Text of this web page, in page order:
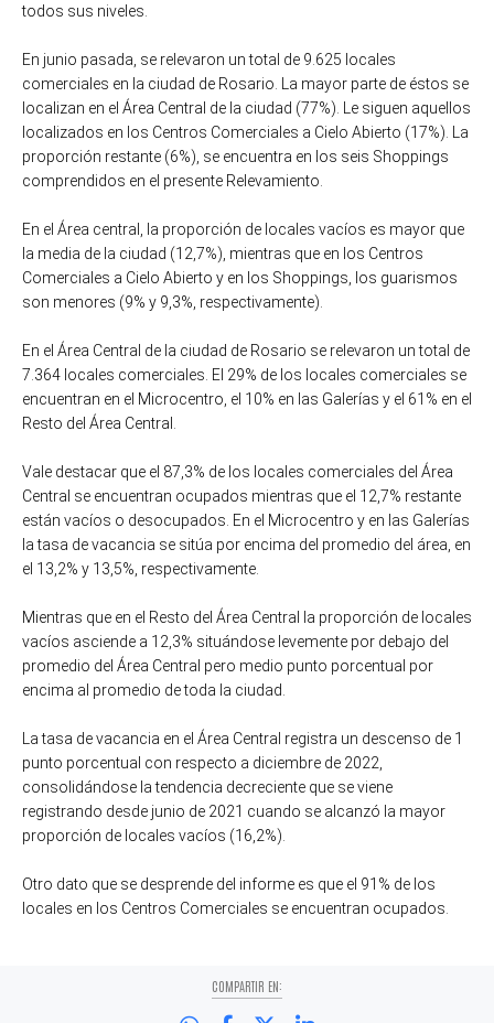
todos sus niveles.
En junio pasada, se relevaron un total de 9.625 locales
comerciales en la ciudad de Rosario. La mayor parte de éstos se
localizan en el Área Central de la ciudad (77%). Le siguen aquellos
localizados en los Centros Comerciales a Cielo Abierto (17%). La
proporción restante (6%), se encuentra en los seis Shoppings
comprendidos en el presente Relevamiento.
En el Área central, la proporción de locales vacíos es mayor que
la media de la ciudad (12,7%), mientras que en los Centros
Comerciales a Cielo Abierto y en los Shoppings, los guarismos
son menores (9% y 9,3%, respectivamente).
En el Área Central de la ciudad de Rosario se relevaron un total de
7.364 locales comerciales. El 29% de los locales comerciales se
encuentran en el Microcentro, el 10% en las Galerías y el 61% en el
Resto del Área Central.
Vale destacar que el 87,3% de los locales comerciales del Área
Central se encuentran ocupados mientras que el 12,7% restante
están vacíos o desocupados. En el Microcentro y en las Galerías
la tasa de vacancia se sitúa por encima del promedio del área, en
el 13,2% y 13,5%, respectivamente.
Mientras que en el Resto del Área Central la proporción de locales
vacíos asciende a 12,3% situándose levemente por debajo del
promedio del Área Central pero medio punto porcentual por
encima al promedio de toda la ciudad.
La tasa de vacancia en el Área Central registra un descenso de 1
punto porcentual con respecto a diciembre de 2022,
consolidándose la tendencia decreciente que se viene
registrando desde junio de 2021 cuando se alcanzó la mayor
proporción de locales vacíos (16,2%).
Otro dato que se desprende del informe es que el 91% de los
locales en los Centros Comerciales se encuentran ocupados.
COMPARTIR EN: